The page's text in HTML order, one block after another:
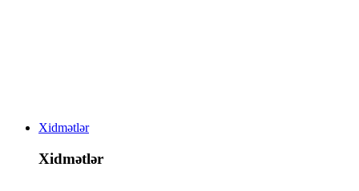
Xidmətlər
Xidmətlər